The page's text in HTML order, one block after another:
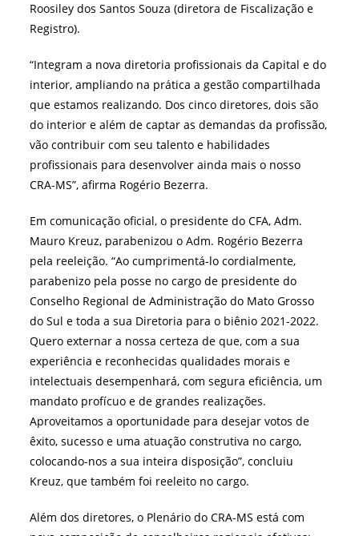
Roosiley dos Santos Souza (diretora de Fiscalização e
Registro).
“Integram a nova diretoria profissionais da Capital e do
interior, ampliando na prática a gestão compartilhada
que estamos realizando. Dos cinco diretores, dois são
do interior e além de captar as demandas da profissão,
vão contribuir com seu talento e habilidades
profissionais para desenvolver ainda mais o nosso
CRA-MS”, afirma Rogério Bezerra.
Em comunicação oficial, o presidente do CFA, Adm.
Mauro Kreuz, parabenizou o Adm. Rogério Bezerra
pela reeleição. “Ao cumprimentá-lo cordialmente,
parabenizo pela posse no cargo de presidente do
Conselho Regional de Administração do Mato Grosso
do Sul e toda a sua Diretoria para o biênio 2021-2022.
Quero externar a nossa certeza de que, com a sua
experiência e reconhecidas qualidades morais e
intelectuais desempenhará, com segura eficiência, um
mandato profícuo e de grandes realizações.
Aproveitamos a oportunidade para desejar votos de
êxito, sucesso e uma atuação construtiva no cargo,
colocando-nos a sua inteira disposição”, concluiu
Kreuz, que também foi reeleito no cargo.
Além dos diretores, o Plenário do CRA-MS está com